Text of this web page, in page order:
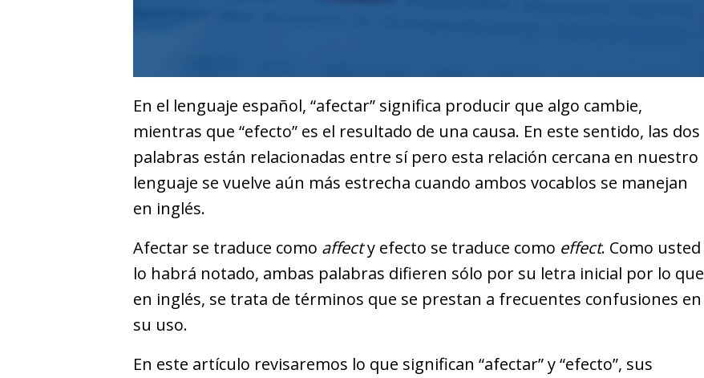
En el lenguaje español, “afectar” significa producir que algo cambie,
mientras que “efecto” es el resultado de una causa. En este sentido, las dos
palabras están relacionadas entre sí pero esta relación cercana en nuestro
lenguaje se vuelve aún más estrecha cuando ambos vocablos se manejan
en inglés.
Afectar se traduce como affecty efecto se traduce como effect. Como usted
lo habrá notado, ambas palabras difieren sólo por su letra inicial por lo que
en inglés, se trata de términos que se prestan a frecuentes confusiones en
su uso.
En este artículo revisaremos lo que significan “afectar” y “efecto”, sus